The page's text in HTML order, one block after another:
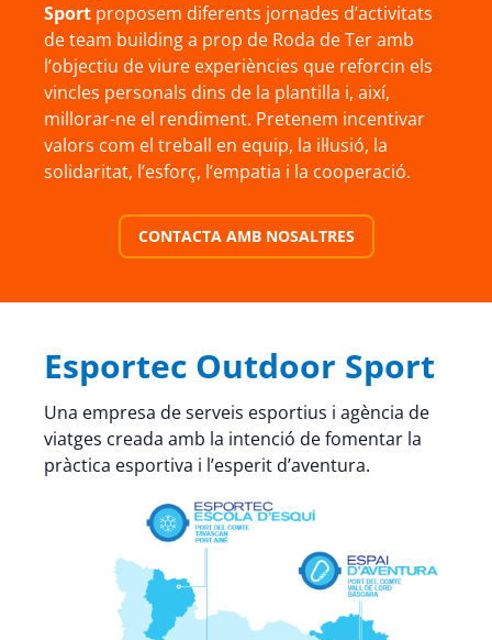
Sport proposem diferents jornades d’activitats
de team building a prop de Roda de Ter amb
l’objectiu de viure experiències que reforcin els
vincles personals dins de la plantilla i, així,
millorar-ne el rendiment. Pretenem incentivar
valors com el treball en equip, la il·lusió, la
solidaritat, l’esforç, l’empatia i la cooperació.
CONTACTA AMB NOSALTRES
Esportec Outdoor Sport
Una empresa de serveis esportius i agència de
viatges creada amb la intenció de fomentar la
pràctica esportiva i l’esperit d’aventura.